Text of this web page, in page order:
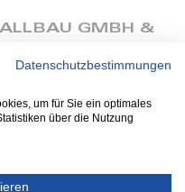
GMBH &
Datenschutzbestimmungen
um für Sie ein optimales
über die Nutzung